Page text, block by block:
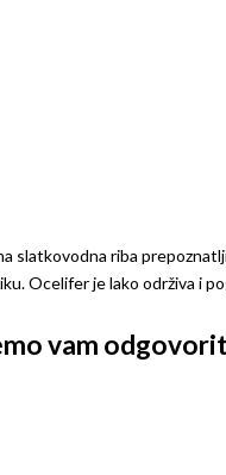
riba
Ocelifer je lako održiva i
vam